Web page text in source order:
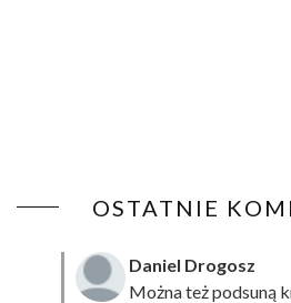
OSTATNIE
Daniel Drogosz
Można też podsuną